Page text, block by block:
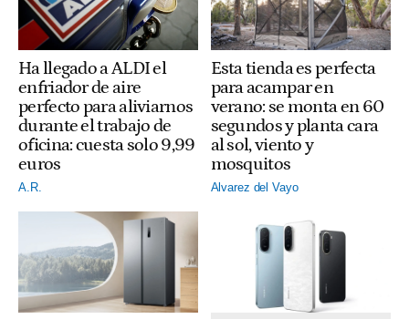
Ha llegado a ALDI el
enfriador de aire
perfecto para aliviarnos
durante el trabajo de
oficina: cuesta solo 9,99
euros
A.R.
Esta tienda es perfecta
para acampar en
verano: se monta en 60
segundos y planta cara
al sol, viento y
mosquitos
Alvarez del Vayo